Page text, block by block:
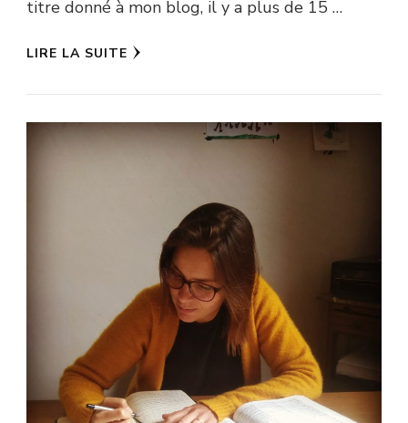
titre donné à mon blog, il y a plus de 15 …
LIRE LA SUITE